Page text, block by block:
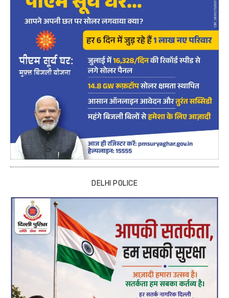
DELHI POLICE